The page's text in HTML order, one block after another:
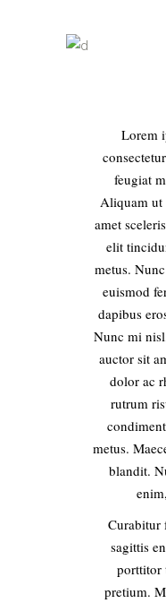
Lorem
feugiat
Aliquam ut
amet
elit
metus.
euismod
dapibus
Nunc mi
auctor sit
dolor ac
rutrum
metus.
blandit.
Curabitur
sagittis
porttitor
pretium.